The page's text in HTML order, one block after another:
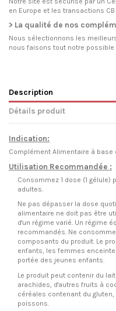
en Europe et les transactions
> La qualité de nos
Nous sélectionnons les
nous faisons tout notre
Description
Détails produit
Indication:
Complément Alimentaire à base
Utilisation Recommandée :
Consommez 1 dose (1 gélule)
adultes.
Ne pas dépasser la dose
alimentaire ne doit pas être
d'un régime varié. Un régime
recommandés. Ne
composants du produit. Le
enfants, les femmes
portée des jeunes enfants.
Le produit peut contenir du
arachides, d'autres fruits à
céréales contenant du
poissons.